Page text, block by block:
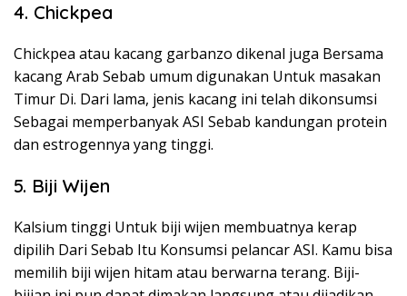
4. Chickpea
Chickpea atau kacang garbanzo dikenal juga Bersama
kacang Arab Sebab umum digunakan Untuk masakan
Timur Di. Dari lama, jenis kacang ini telah dikonsumsi
Sebagai memperbanyak ASI Sebab kandungan protein
dan estrogennya yang tinggi.
5. Biji Wijen
Kalsium tinggi Untuk biji wijen membuatnya kerap
dipilih Dari Sebab Itu Konsumsi pelancar ASI. Kamu bisa
memilih biji wijen hitam atau berwarna terang. Biji-